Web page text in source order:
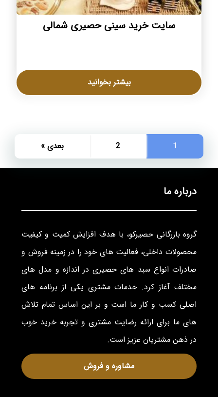
سایت خرید سینی حصیری شمالی
بیشتر بخوانید
1
2 بعدی »
درباره ما
گروه بازرگانی حصیرکو، با هدف افزایش کمیت و کیفیت
محصولات داخلی، فعالیت های خود را در زمینه فروش و
صادرات انواع سبد های حصیری در اندازه و مدل های
مختلف آغاز کرد. خدمات مشتری یکی از برنامه های
اصلی کسب و کار ما است و بر این اساس تمام تلاش
های ما برای ارائه رضایت مشتری و تجربه خرید خوب
در ذهن مشتریان عزیز است.
مشاوره و فروش